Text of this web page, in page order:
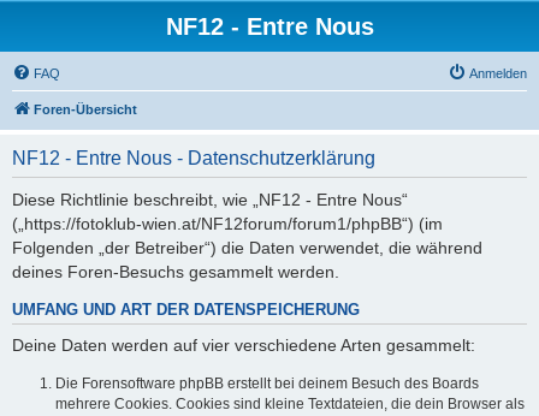
NF12 - Entre Nous
FAQ Anmelden
Foren-Übersicht
NF12 - Entre Nous - Datenschutzerklärung
Diese Richtlinie beschreibt, wie „NF12 - Entre Nous“
(„https://fotoklub-wien.at/NF12forum/forum1/phpBB“) (im
Folgenden „der Betreiber“) die Daten verwendet, die während
deines Foren-Besuchs gesammelt werden.
UMFANG UND ART DER DATENSPEICHERUNG
Deine Daten werden auf vier verschiedene Arten gesammelt:
Die Forensoftware phpBB erstellt bei deinem Besuch des Boards
mehrere Cookies. Cookies sind kleine Textdateien, die dein Browser als